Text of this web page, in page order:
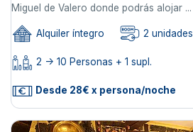
Miguel de Valero donde podrás alojar ...
Alquiler íntegro 2 unidades
2 -> 10 Personas + 1 supl.
Desde 28€ x persona/noche